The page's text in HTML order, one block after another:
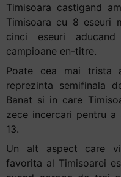
Timisoara castigand
Timisoara cu 8 eseuri
cinci eseuri
campioane en-titre.
Poate cea mai trista
reprezinta semifinala
Banat si in care
zece incercari pentru
13.
Un alt aspect care
favorita al Timisoarei